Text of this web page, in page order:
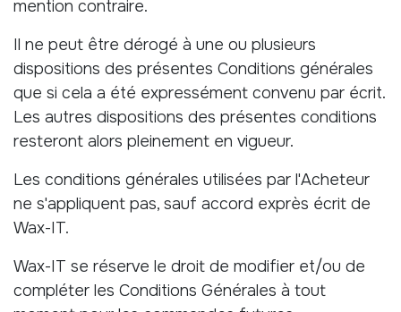
mention contraire.
Il ne peut être dérogé à une ou plusieurs
dispositions des présentes Conditions générales
que si cela a été expressément convenu par écrit.
Les autres dispositions des présentes conditions
resteront alors pleinement en vigueur.
Les conditions générales utilisées par l'Acheteur
ne s'appliquent pas, sauf accord exprès écrit de
Wax-IT.
Wax-IT se réserve le droit de modifier et/ou de
compléter les Conditions Générales à tout